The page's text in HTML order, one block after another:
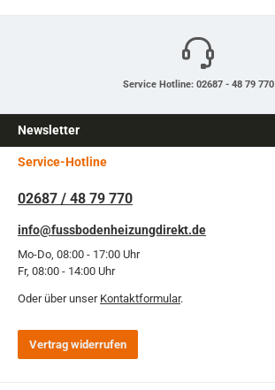
Service Hotline: 02687 - 48 79 770
Newsletter
Service-Hotline
02687 / 48 79 770
info@fussbodenheizungdirekt.de
Mo-Do, 08:00 - 17:00 Uhr
Fr, 08:00 - 14:00 Uhr
Oder über unser Kontaktformular.
Vertrag widerrufen